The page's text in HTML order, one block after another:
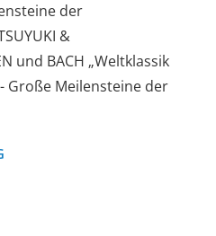
der
&
und BACH „Weltklassik
Große Meilensteine der